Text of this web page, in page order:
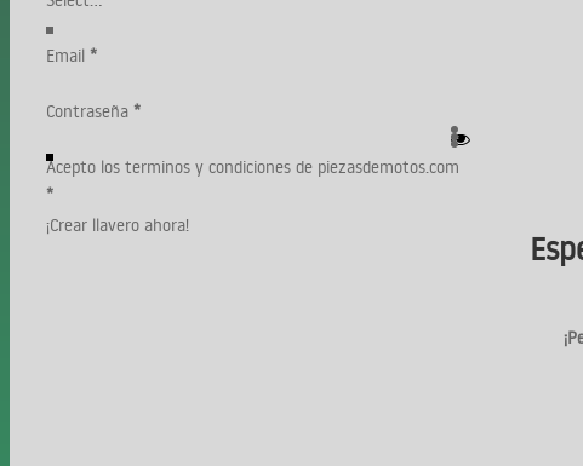
Email *
Contraseña *
Acepto los terminos y condiciones de piezasdemotos.com
*
¡Crear llavero ahora!